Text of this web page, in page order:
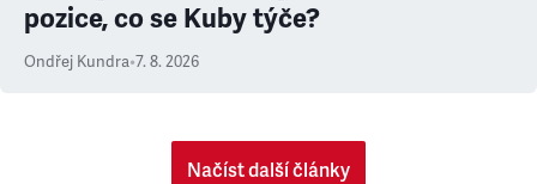
pozice, co se Kuby týče?
Ondřej Kundra•7. 8. 2026
Načíst další články